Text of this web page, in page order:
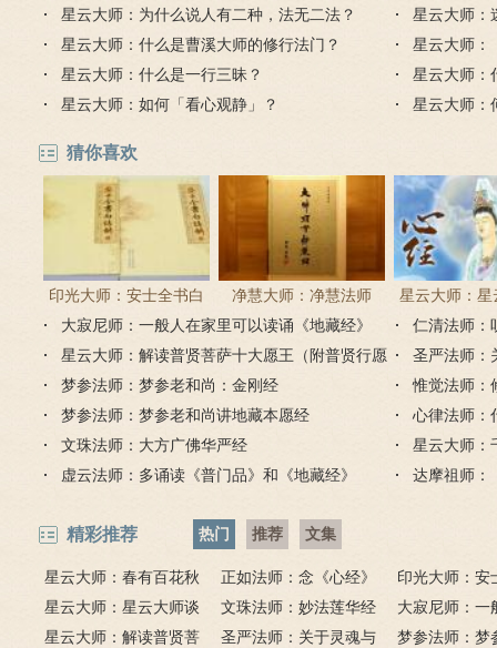
星云大师：为什么说人有二种，法无二法？
星云大师：
星云大师：什么是曹溪大师的修行法门？
星云大师：
星云大师：什么是一行三昧？
星云大师：
星云大师：如何「看心观静」？
星云大师：
猜你喜欢
印光大师：安士全书白
话解
净慧大师：净慧法师
《楞严经》浅译
星云大师：星
《心经
大寂尼师：一般人在家里可以读诵《地藏经》
吗？
仁清法师：
星云大师：解读普贤菩萨十大愿王（附普贤行愿
品全文）
圣严法师：
梦参法师：梦参老和尚：金刚经
惟觉法师：
梦参法师：梦参老和尚讲地藏本愿经
心律法师：
文珠法师：大方广佛华严经
星云大师：
虚云法师：多诵读《普门品》和《地藏经》
达摩祖师：
精彩推荐 热门 推荐 文集
星云大师：春有百花秋
有月，夏有凉风冬有雪；
若无闲事挂心头，便是人
正如法师：念《心经》
比《大悲咒》更好吗？
印光大师：安
话解
星云大师：星云大师谈
《心经》
文珠法师：妙法莲华经
大寂尼师：一
里可以读诵《
星云大师：解读普贤菩
圣严法师：关于灵魂与
梦参法师：梦